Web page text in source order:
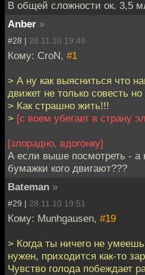
В общей сложности ок. 3,5
Anber »
#28 | 28.11.10 19:48
Кому: CroN, #1
> А ну как выясниться что
движет не только совесть
> Как страшно жить!!!
> [с воем убегает в страну
[злорадно, вдогонку]
А если выше посмотреть - а
бумажки кого двигают???
Bateman »
#29 | 28.11.10 19:51
Кому: Munhgausen, #19
> Когда ты ничего не
нужен, приходится как-то
Чувство голода побеждает